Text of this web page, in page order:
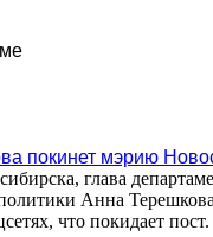
покинет мэрию
глава
Анна
что покидает пост.